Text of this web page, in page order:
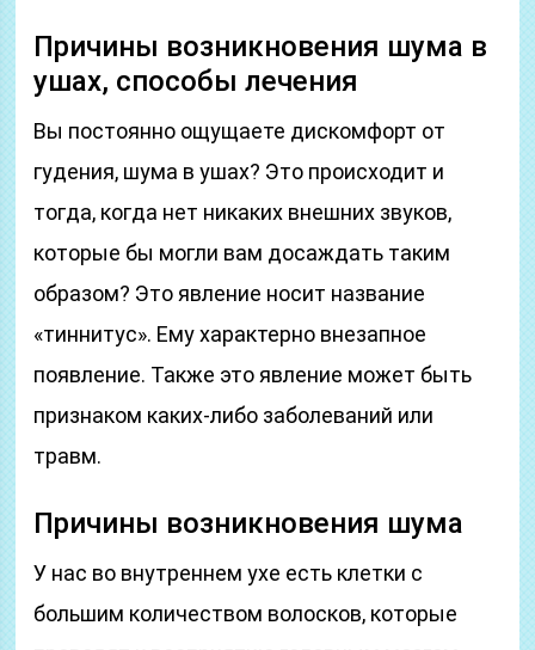
Причины возникновения шума в
ушах, способы лечения
Вы постоянно ощущаете дискомфорт от
гудения, шума в ушах? Это происходит и
тогда, когда нет никаких внешних звуков,
которые бы могли вам досаждать таким
образом? Это явление носит название
«тиннитус». Ему характерно внезапное
появление. Также это явление может быть
признаком каких-либо заболеваний или
травм.
Причины возникновения шума
У нас во внутреннем ухе есть клетки с
большим количеством волосков, которые